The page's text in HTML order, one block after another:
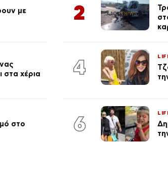
με
2
στα χέρια
4
στο
6